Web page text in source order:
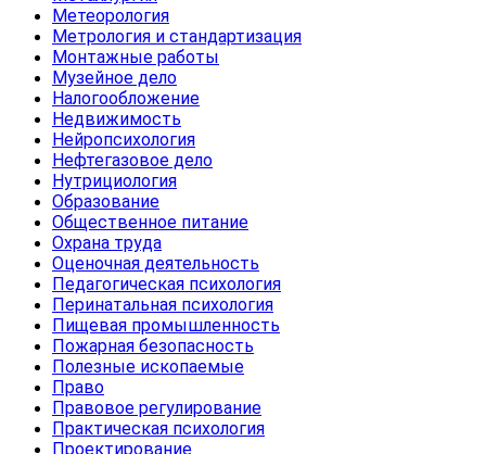
Метеорология
Метрология и стандартизация
Монтажные работы
Музейное дело
Налогообложение
Недвижимость
Нейропсихология
Нефтегазовое дело
Нутрициология
Образование
Общественное питание
Охрана труда
Оценочная деятельность
Педагогическая психология
Перинатальная психология
Пищевая промышленность
Пожарная безопасность
Полезные ископаемые
Право
Правовое регулирование
Практическая психология
Проектирование